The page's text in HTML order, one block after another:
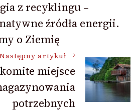
z recyklingu –
źródła energii.
o Ziemię
Następny artykuł
miejsce
potrzebnych